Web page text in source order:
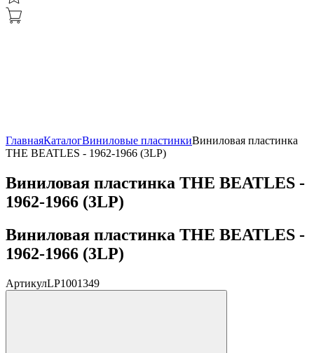
ГлавнаяКаталогВиниловые пластинкиВиниловая пластинка
THE BEATLES - 1962-1966 (3LP)
Виниловая пластинка THE BEATLES -
1962-1966 (3LP)
Виниловая пластинка THE BEATLES -
1962-1966 (3LP)
АртикулLP1001349